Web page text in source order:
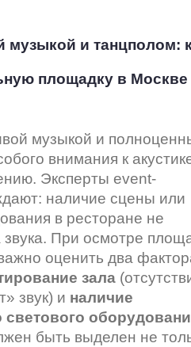
музыкой и танцполом:
площадку в Москве
музыкой и
внимания к
Эксперты event-
наличие сцены или
в ресторане не
звука. При осмотре
оценить два
зала
звук) и наличие
быть выделен не